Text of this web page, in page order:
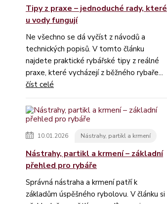
Tipy z praxe – jednoduché rady, které
u vody fungují
Ne všechno se dá vyčíst z návodů a
technických popisů. V tomto článku
najdete praktické rybářské tipy z reálné
praxe, které vycházejí z běžného rybaře...
číst celé
10.01.2026 Nástrahy, partikl a krmení
Nástrahy, partikl a krmení – základní
přehled pro rybáře
Správná nástraha a krmení patří k
základům úspěšného rybolovu. V článku si